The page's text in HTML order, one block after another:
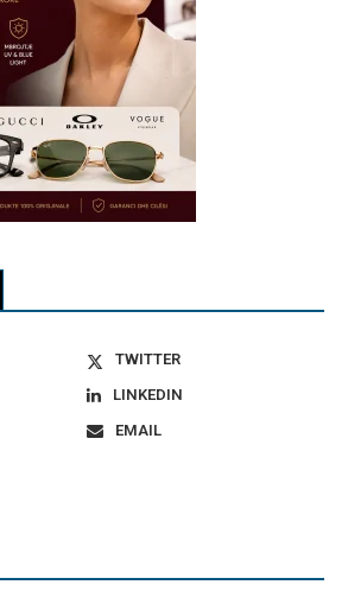
TWITTER
LINKEDIN
EMAIL